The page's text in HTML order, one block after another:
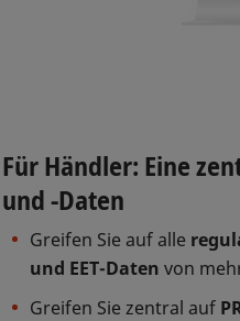
Für Händler: Eine
und -Daten
Greifen Sie auf alle
und EET-Daten von
Greifen Sie zentral auf